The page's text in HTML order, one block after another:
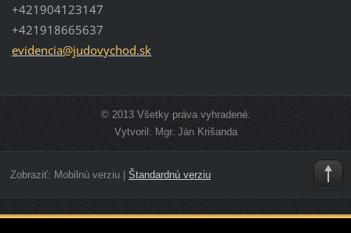
+421904123147
+421918665637
evidencia@judovychod.sk
© 2013 Všetky práva vyhradené.
Vytvoril: Mgr. Ján Krišanda
Zobraziť: Mobilnú verziu| Štandardnú verziu